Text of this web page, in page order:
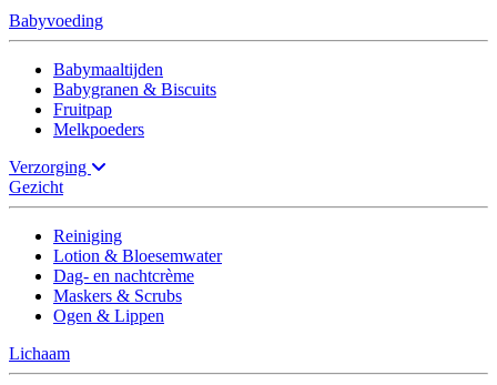
Babyvoeding
Babymaaltijden
Babygranen & Biscuits
Fruitpap
Melkpoeders
Verzorging
Gezicht
Reiniging
Lotion & Bloesemwater
Dag- en nachtcrème
Maskers & Scrubs
Ogen & Lippen
Lichaam